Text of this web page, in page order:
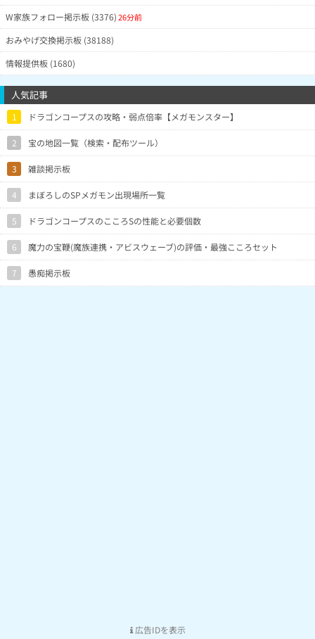
W家族フォロー掲示板 (3376)26分前
おみやげ交換掲示板 (38188)
情報提供板 (1680)
人気記事
1 ドラゴンコープスの攻略・弱点倍率【メガモンスター】
2 宝の地図一覧（検索・配布ツール）
3 雑談掲示板
4 まぼろしのSPメガモン出現場所一覧
5 ドラゴンコープスのこころSの性能と必要個数
6 魔力の宝鞭(魔族連携・アビスウェーブ)の評価・最強こころセット
7 愚痴掲示板
広告IDを表示